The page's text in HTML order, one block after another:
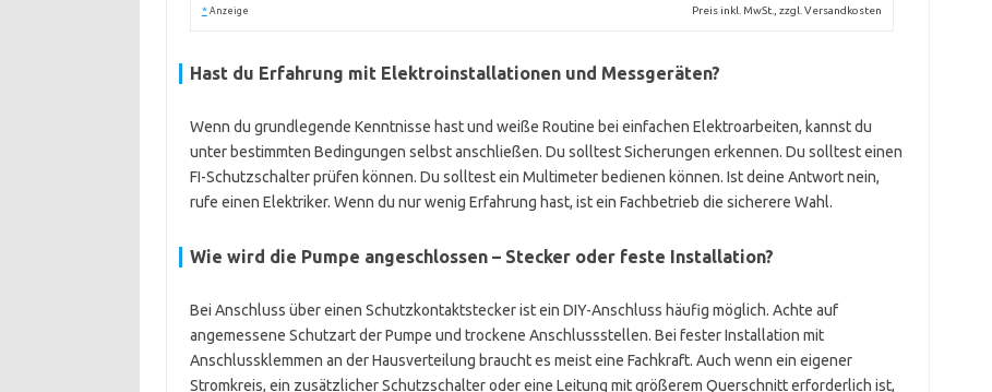
* Anzeige Preis inkl. MwSt., zzgl. Versandkosten
Hast du Erfahrung mit Elektroinstallationen und Messgeräten?
Wenn du grundlegende Kenntnisse hast und weiße Routine bei einfachen Elektroarbeiten, kannst du
unter bestimmten Bedingungen selbst anschließen. Du solltest Sicherungen erkennen. Du solltest einen
FI-Schutzschalter prüfen können. Du solltest ein Multimeter bedienen können. Ist deine Antwort nein,
rufe einen Elektriker. Wenn du nur wenig Erfahrung hast, ist ein Fachbetrieb die sicherere Wahl.
Wie wird die Pumpe angeschlossen – Stecker oder feste Installation?
Bei Anschluss über einen Schutzkontaktstecker ist ein DIY-Anschluss häufig möglich. Achte auf
angemessene Schutzart der Pumpe und trockene Anschlussstellen. Bei fester Installation mit
Anschlussklemmen an der Hausverteilung braucht es meist eine Fachkraft. Auch wenn ein eigener
Stromkreis, ein zusätzlicher Schutzschalter oder eine Leitung mit größerem Querschnitt erforderlich ist,